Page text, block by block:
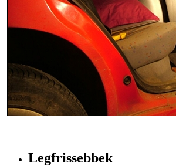
Legfrissebbek